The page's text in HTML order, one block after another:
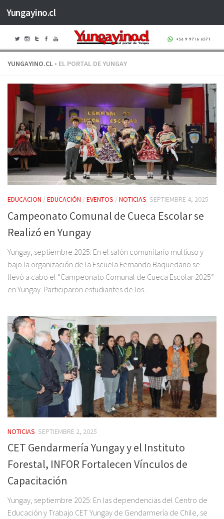
Saltar al contenido
Yungayino.cl
YUNGAYINO.CL • EL PORTAL DE YUNGAY
EDUCACION /EDUCACIÓN /EVENTOS /NOTICIAS SEPTIEMBRE 4, 2025
Campeonato Comunal de Cueca Escolar se
Realizó en Yungay
Yungay, septiembre 2025: En el salón comunitario multiuso y
bajo la organización de la Escuela Fernando Baquedano se
llevó a cabo el “Campeonato Comunal de Cueca Escolar 2025”
en Yungay. Participaron estudiantes de los...
NOTICIAS SEPTIEMBRE 2, 2025
CET Gendarmería Yungay y el Instituto
Forestal, INFOR Fortalecen Vínculos de
Capacitación
Yungay, septiembre 2025: En las dependencias del Centro de
Educación y Trabajo CET Yungay de Gendarmería de Chile, se